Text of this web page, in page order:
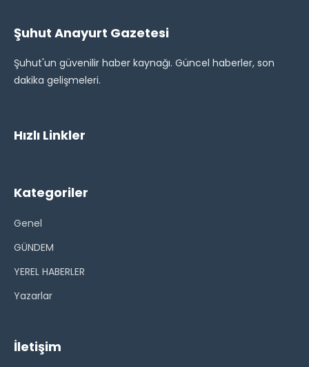
Şuhut Anayurt Gazetesi
Şuhut'un güvenilir haber kaynağı. Güncel haberler, son
dakika gelişmeleri.
Hızlı Linkler
Kategoriler
Genel
GÜNDEM
YEREL HABERLER
Yazarlar
İletişim